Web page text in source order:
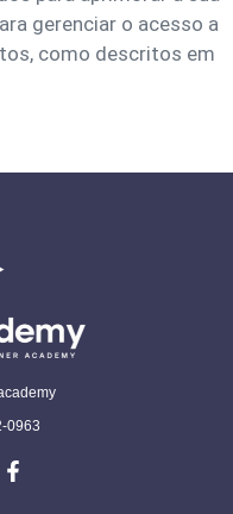
gerenciar o acesso a
como descritos em
0963